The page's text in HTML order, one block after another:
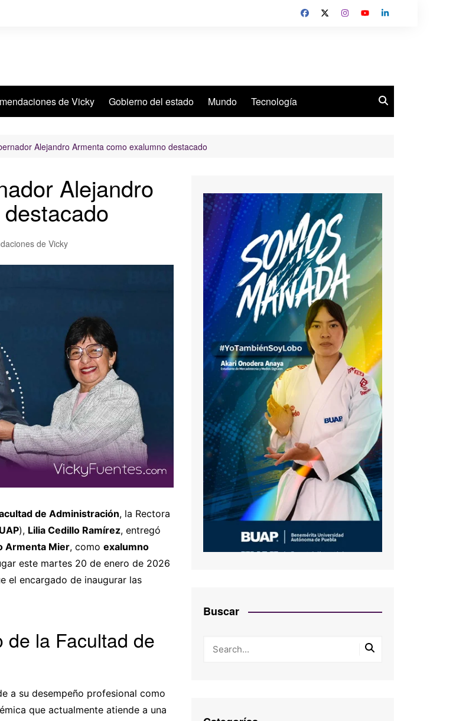
de Vicky Gobierno del estado Mundo Tecnología
Alejandro Armenta como exalumno destacado
Alejandro
de Vicky
de Administración, la Rectora
), Lilia Cedillo Ramírez, entregó
Armenta Mier, como exalumno
este martes 20 de enero de 2026
el encargado de inaugurar las
de la Facultad de
a su desempeño profesional como
que actualmente atiende a una
Buscar